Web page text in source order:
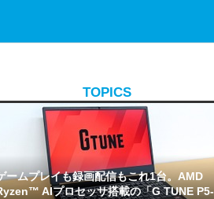
TOPICS
ームプレイも録画配信もこれ1台。AMD
AIプロセッサ搭載の「G TUNE P5-